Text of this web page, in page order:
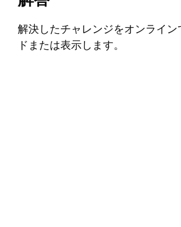
解決したチャレンジをオンライン
ドまたは表示します。